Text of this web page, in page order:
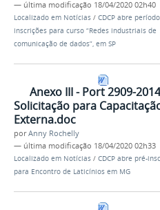
— última modificação 18/04/2020 02h40
Localizado em Notícias / CDCP abre
inscrições para curso “Redes industriais de
comunicação de dados”, em SP
Anexo III - Port 2909-
Solicitação para
Externa.doc
porAnny Rochelly
— última modificação 18/04/2020 02h33
Localizado em Notícias / CDCP abre pré-
para Encontro de Laticínios em MG